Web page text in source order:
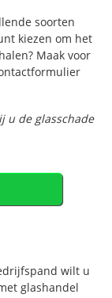
soorten
kiezen om het
Maak voor
u de glasschade
wilt u
glashandel